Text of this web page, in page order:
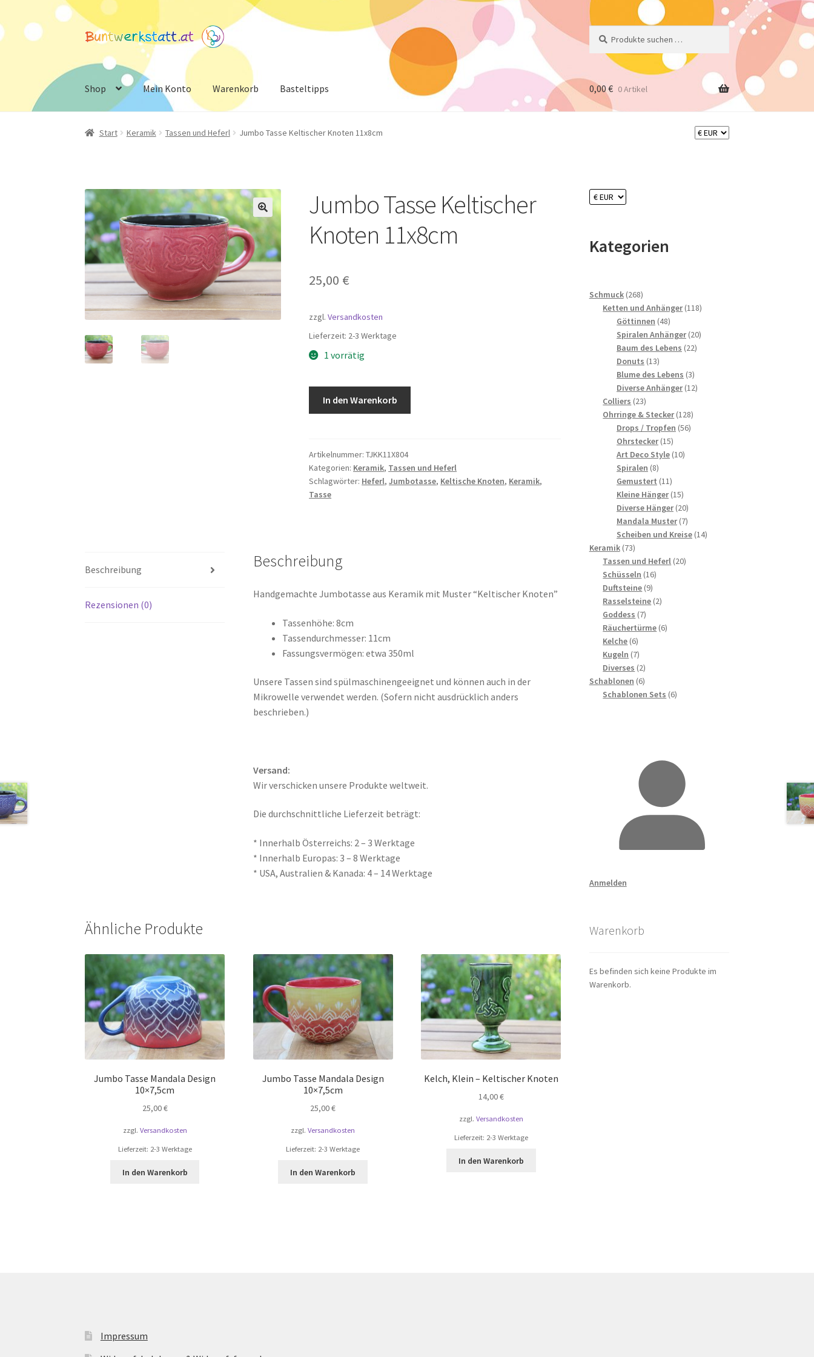
Zur
Navigation
springen
Zum
Inhalt
springen
nach:
Shop Mein Konto Warenkorb Basteltipps 0,00 € 0 Artikel
Start Keramik Tassen und Heferl Jumbo Tasse Keltischer Knoten 11x8cm
Jumbo Tasse Keltischer
Knoten 11x8cm
25,00 €
zzgl.Versandkosten
Lieferzeit: 2-3 Werktage
1 vorrätig
11x8cm
Menge
In den Warenkorb
Artikelnummer:TJKK11X804
Kategorien: Keramik, Tassen und Heferl
Schlagwörter: Heferl,Jumbotasse, Keltische Knoten, Keramik,
Tasse
Beschreibung
Rezensionen (0)
Beschreibung
Handgemachte Jumbotasse aus Keramik mit Muster “Keltischer Knoten”
Tassenhöhe: 8cm
Tassendurchmesser: 11cm
Fassungsvermögen: etwa 350ml
Unsere Tassen sind spülmaschinengeeignet und können auch in der
Mikrowelle verwendet werden. (Sofern nicht ausdrücklich anders
beschrieben.)
Versand:
Wir verschicken unsere Produkte weltweit.
Die durchschnittliche Lieferzeit beträgt:
* Innerhalb Österreichs: 2 – 3 Werktage
* Innerhalb Europas: 3 – 8 Werktage
* USA, Australien & Kanada: 4 – 14 Werktage
Ähnliche Produkte
Jumbo Tasse Mandala Design
10×7,5cm
25,00€
zzgl. Versandkosten
Lieferzeit: 2-3 Werktage
In den Warenkorb
Jumbo Tasse Mandala Design
10×7,5cm
25,00€
zzgl.Versandkosten
Lieferzeit: 2-3 Werktage
In den Warenkorb
Kelch, Klein – Keltischer Knoten
14,00€
zzgl. Versandkosten
Lieferzeit: 2-3 Werktage
In den Warenkorb
Kategorien
Schmuck 268268
Produkte
Ketten und Anhänger 118118
Göttinnen 4848
Produkte
Spiralen Anhänger 2020
Baum des Lebens 2222
Donuts 1313
Produkte
Blume des Lebens 33
Produkte
Diverse Anhänger 1212
Colliers 2323
Produkte
Ohrringe & Stecker 128128
Drops / Tropfen 5656
Ohrstecker 1515
Produkte
Art Deco Style 1010
Spiralen 88
Produkte
Gemustert 1111
Produkte
Kleine Hänger 1515
Produkte
Diverse Hänger 2020
Produkte
Mandala Muster 77
Produkte
Scheiben und Kreise 1414
Keramik 7373
Produkte
Tassen und Heferl 2020
Schüsseln 1616
Duftsteine 99
Produkte
Rasselsteine 22
Goddess 77
Produkte
Räuchertürme 66
Kelche 66
Produkte
Kugeln 77
Produkte
Diverses 22
Produkte
Schablonen 66
Produkte
Schablonen Sets 66
Anmelden
Warenkorb
Es befinden sich keine Produkte im
Warenkorb.
Impressum